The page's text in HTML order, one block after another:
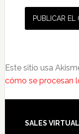
Este sitio usa
cómo se procesan
SALES VIRTUAL